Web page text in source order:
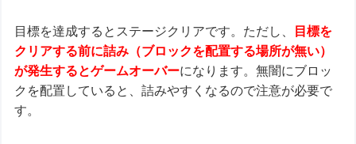
目標を達成するとステージクリアです。ただし、
目標を
クリアする前に詰み（ブロックを配置する場所が無い）
が発生するとゲームオーバーになります。無闇にブロッ
クを配置していると、詰みやすくなるので注意が必要で
す。